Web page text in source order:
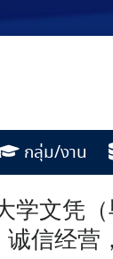
กลุ่ม/งาน
文凭
信经营